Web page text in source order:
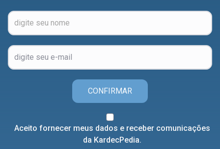
CONFIRMAR
Aceito fornecer meus dados e receber comunicações
da KardecPedia.